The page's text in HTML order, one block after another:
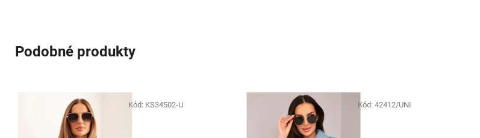
Podobné produkty
Kód: KS34502-U Kód: 42412/UNI